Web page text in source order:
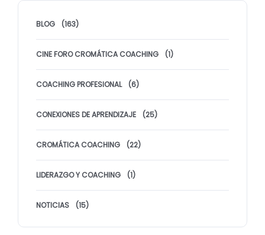
BLOG (163)
CINE FORO CROMÁTICA COACHING (1)
COACHING PROFESIONAL (6)
CONEXIONES DE APRENDIZAJE (25)
CROMÁTICA COACHING (22)
LIDERAZGO Y COACHING (1)
NOTICIAS (15)